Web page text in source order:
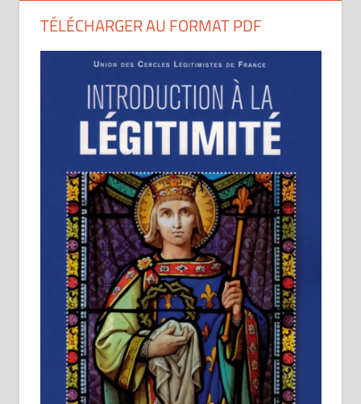
TÉLÉCHARGER AU FORMAT PDF